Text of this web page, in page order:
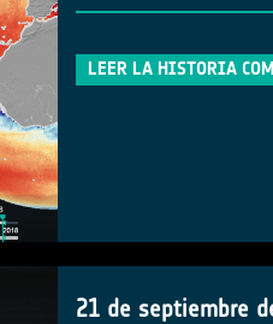
LEER LA HISTORIA
21 de septiembre